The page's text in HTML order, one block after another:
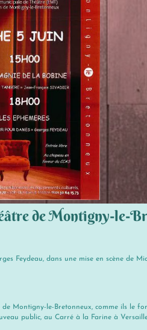
de Montigny-le-
Feydeau, dans une mise en scène de
Montigny-le-Bretonneux, comme ils le
public, au Carré à la Farine à